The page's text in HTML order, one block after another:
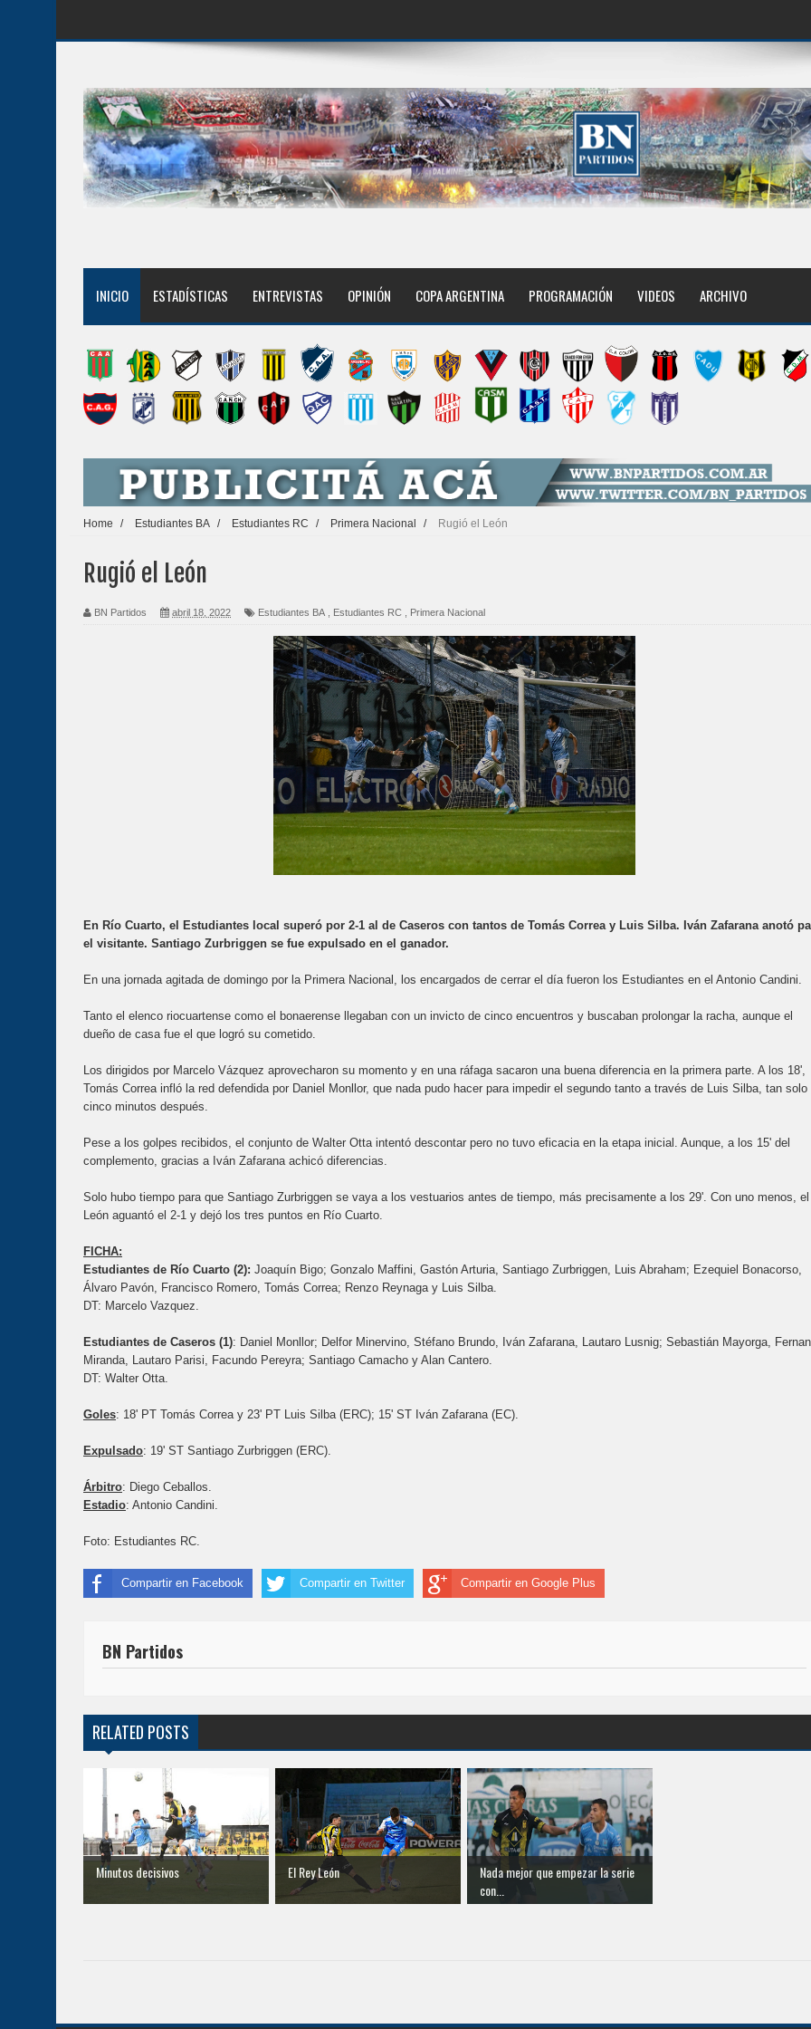
INICIO ESTADÍSTICAS ENTREVISTAS OPINIÓN COPA ARGENTINA PROGRAMACIÓN VIDEOS ARCHIVO
Home / Estudiantes BA / Estudiantes RC / Primera Nacional / Rugió el León
Rugió el León
BN Partidos abril 18, 2022 Estudiantes BA Estudiantes RC Primera Nacional
En Río Cuarto, el Estudiantes local superó por 2-1 al de Caseros con tantos de Tomás Correa y Luis Silba. Iván Zafarana anotó
el visitante. Santiago Zurbriggen se fue expulsado en el ganador.
En una jornada agitada de domingo por la Primera Nacional, los encargados de cerrar el día fueron los Estudiantes en el Antonio Candini.
Tanto el elenco riocuartense como el bonaerense llegaban con un invicto de cinco encuentros y buscaban prolongar la racha, aunque el
dueño de casa fue el que logró su cometido.
Los dirigidos por Marcelo Vázquez aprovecharon su momento y en una ráfaga sacaron una buena diferencia en la primera parte. A los 18',
Tomás Correa infló la red defendida por Daniel Monllor, que nada pudo hacer para impedir el segundo tanto a través de Luis Silba, tan solo
cinco minutos después.
Pese a los golpes recibidos, el conjunto de Walter Otta intentó descontar pero no tuvo eficacia en la etapa inicial. Aunque, a los 15' del
complemento, gracias a Iván Zafarana achicó diferencias.
Solo hubo tiempo para que Santiago Zurbriggen se vaya a los vestuarios antes de tiempo, más precisamente a los 29'. Con uno menos, el
León aguantó el 2-1 y dejó los tres puntos en Río Cuarto.
FICHA:
Estudiantes de Río Cuarto (2): Joaquín Bigo; Gonzalo Maffini, Gastón Arturia, Santiago Zurbriggen, Luis Abraham; Ezequiel Bonacorso,
Álvaro Pavón, Francisco Romero, Tomás Correa; Renzo Reynaga y Luis Silba.
DT: Marcelo Vazquez.
Estudiantes de Caseros (1): Daniel Monllor; Delfor Minervino, Stéfano Brundo, Iván Zafarana, Lautaro Lusnig; Sebastián Mayorga,
Miranda, Lautaro Parisi, Facundo Pereyra; Santiago Camacho y Alan Cantero.
DT: Walter Otta.
Goles: 18' PT Tomás Correa y 23' PT Luis Silba (ERC); 15' ST Iván Zafarana (EC).
Expulsado: 19' ST Santiago Zurbriggen (ERC).
Árbitro: Diego Ceballos.
Estadio: Antonio Candini.
Foto: Estudiantes RC.
Compartir en Facebook Compartir en Twitter Compartir en Google Plus
BN Partidos
RELATED POSTS
Minutos decisivos El Rey León
Nada mejor que empezar la serie
con...